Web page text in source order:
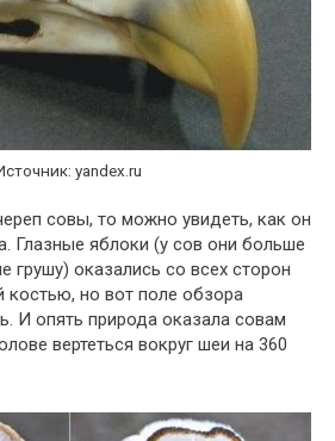
yandex.ru
совы, то можно увидеть, как он
Глазные яблоки (у сов они больше
оказались со всех сторон
но вот поле обзора
И опять природа оказала совам
вертеться вокруг шеи на 360